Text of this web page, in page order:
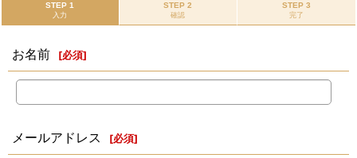
STEP 1
入力
STEP 2
確認
STEP 3
完了
お名前 [必須]
メールアドレス [必須]